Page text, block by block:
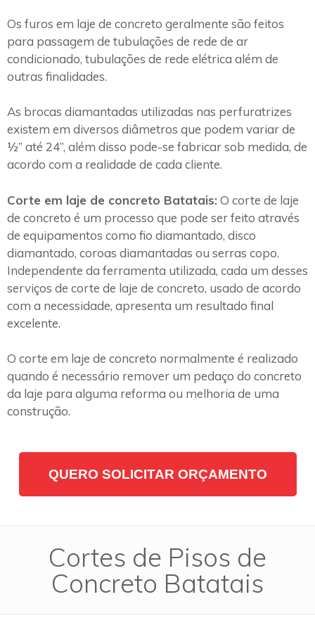
Os furos em laje de concreto geralmente são feitos
para passagem de tubulações de rede de ar
condicionado, tubulações de rede elétrica além de
outras finalidades.
As brocas diamantadas utilizadas nas perfuratrizes
existem em diversos diâmetros que podem variar de
½” até 24”, além disso pode-se fabricar sob medida, de
acordo com a realidade de cada cliente.
Corte em laje de concreto Batatais: O corte de laje
de concreto é um processo que pode ser feito através
de equipamentos como fio diamantado, disco
diamantado, coroas diamantadas ou serras copo.
Independente da ferramenta utilizada, cada um desses
serviços de corte de laje de concreto, usado de acordo
com a necessidade, apresenta um resultado final
excelente.
O corte em laje de concreto normalmente é realizado
quando é necessário remover um pedaço do concreto
da laje para alguma reforma ou melhoria de uma
construção.
QUERO SOLICITAR ORÇAMENTO
Cortes de Pisos de
Concreto Batatais